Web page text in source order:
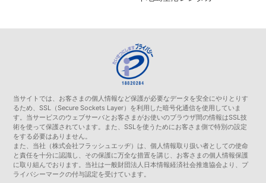
当サイトでは、お客さまの個人情報など保護が必要なデータを安全にやりとりす
るため、SSL（Secure Sockets Layer）を利用した暗号化通信を使用していま
す。当サービスのウェブサーバとお客さまがお使いのブラウザ間の情報はSSL技
術を使って保護されています。また、SSLを使うためにお客さま側で特別の設定
をする必要はありません。
また、当社（株式会社フラッシュエッヂ）は、個人情報取り扱い者としての使命
と責任を十分に認識し、その保護に万全な措置を講じ、お客さまの個人情報保護
に取り組んでおります。当社は一般財団法人日本情報経済社会推進協会より、プ
ライバシーマークの付与認定を受けています。